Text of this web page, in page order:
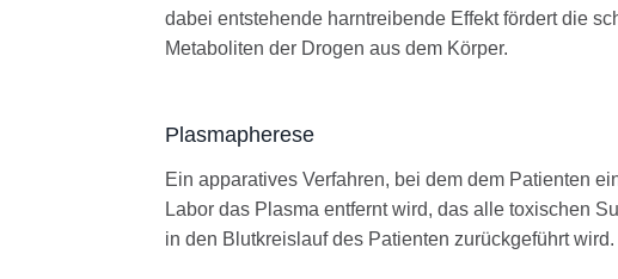
dabei entstehende harntreibende Effekt fördert die
Metaboliten der Drogen aus dem Körper.
Plasmapherese
Ein apparatives Verfahren, bei dem dem Patienten
Labor das Plasma entfernt wird, das alle toxischen
in den Blutkreislauf des Patienten zurückgeführt wird.